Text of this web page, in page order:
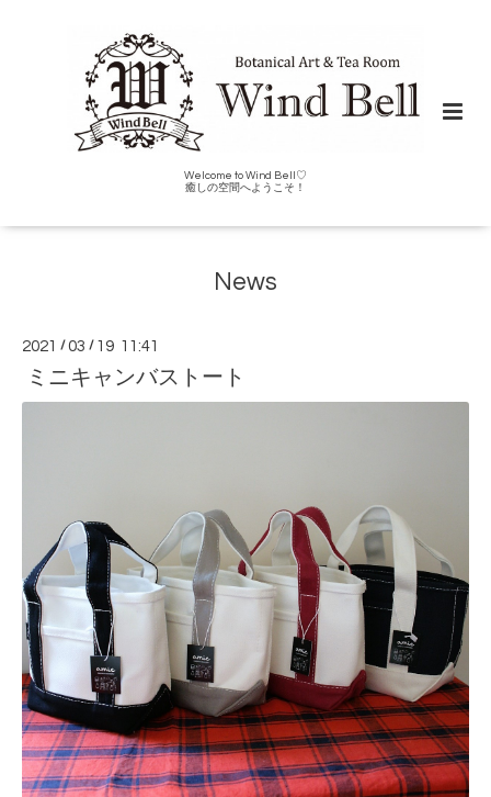
Welcome to Wind Bell♡
癒しの空間へようこそ！
News
2021 /03 / 19 11:41
ミニキャンバストート